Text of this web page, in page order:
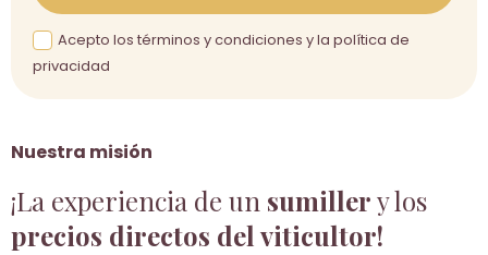
Nuestra misión
¡La experiencia de un sumillery los
precios directos del viticultor!
Acepto los términos y condiciones y la política de
privacidad